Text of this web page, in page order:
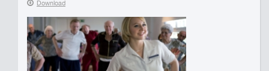
Download